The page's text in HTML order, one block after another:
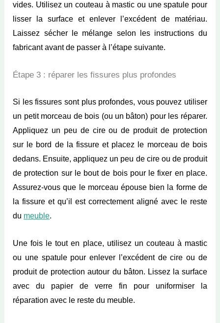
vides. Utilisez un couteau à mastic ou une spatule pour
lisser la surface et enlever l’excédent de matériau.
Laissez sécher le mélange selon les instructions du
fabricant avant de passer à l’étape suivante.
Étape 3 : réparer les fissures plus profondes
Si les fissures sont plus profondes, vous pouvez utiliser
un petit morceau de bois (ou un bâton) pour les réparer.
Appliquez un peu de cire ou de produit de protection
sur le bord de la fissure et placez le morceau de bois
dedans. Ensuite, appliquez un peu de cire ou de produit
de protection sur le bout de bois pour le fixer en place.
Assurez-vous que le morceau épouse bien la forme de
la fissure et qu’il est correctement aligné avec le reste
du meuble.
Une fois le tout en place, utilisez un couteau à mastic
ou une spatule pour enlever l’excédent de cire ou de
produit de protection autour du bâton. Lissez la surface
avec du papier de verre fin pour uniformiser la
réparation avec le reste du meuble.